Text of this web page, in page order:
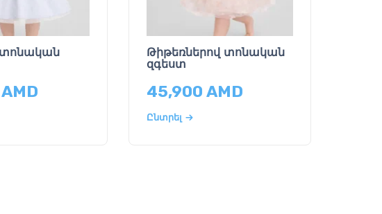
AMD
Թիթեռներով տոնական
զգեստ
45,900AMD
Ընտրել